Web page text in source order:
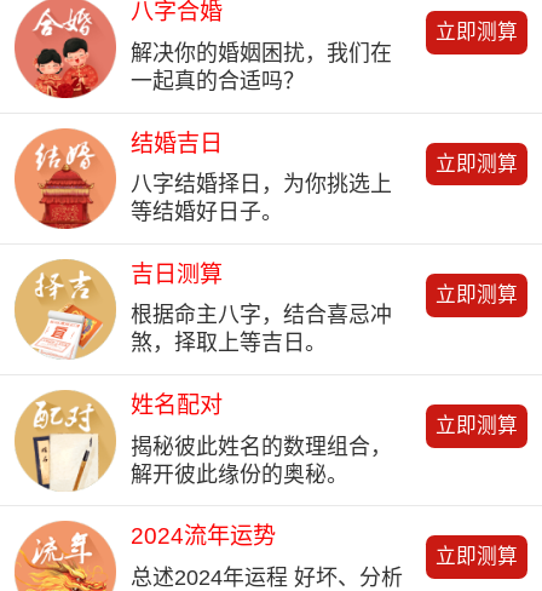
八字合婚
解决你的婚姻困扰，我们在
一起真的合适吗？
立即测算
结婚吉日
八字结婚择日，为你挑选上
等结婚好日子。
立即测算
吉日测算
根据命主八字，结合喜忌冲
煞，择取上等吉日。
立即测算
姓名配对
揭秘彼此姓名的数理组合，
解开彼此缘份的奥秘。
立即测算
2024流年运势
总述2024年运程 好坏、分析
立即测算